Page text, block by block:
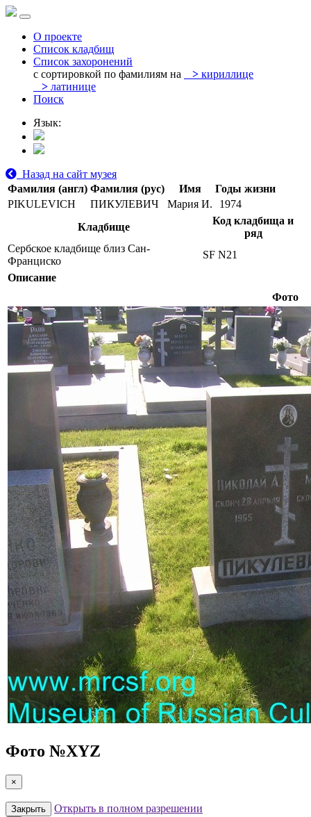
О проекте
Список кладбищ
Список захоронений
с сортировкой по фамилиям на
> кириллице
> латинице
Поиск
Язык:
Назад на сайт музея
Фамилия (англ) Фамилия (рус) Имя
Годы жизни
PIKULEVICH
ПИКУЛЕВИЧ Мария И.
1974
Кладбище
Код кладбища и
ряд
Сербское кладбище близ Сан-
Франциско
SF N21
Описание
Фото
Фото №XYZ
×
Закрыть Открыть в полном разрешении